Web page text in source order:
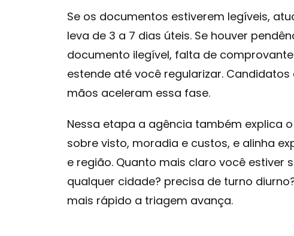
Se os documentos estiverem legíveis,
leva de 3 a 7 dias úteis. Se houver
documento ilegível, falta de
estende até você regularizar. Candidatos
mãos aceleram essa fase.
Nessa etapa a agência também explica
sobre visto, moradia e custos, e alinha
e região. Quanto mais claro você estiver
qualquer cidade? precisa de turno
mais rápido a triagem avança.